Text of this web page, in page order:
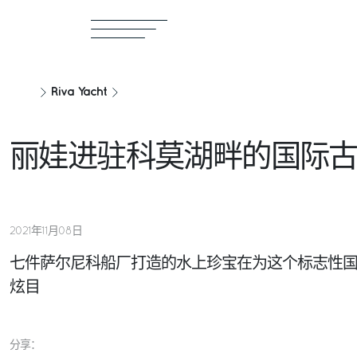
Riva Yacht
丽娃进驻科莫湖畔的国际
2021年11月08日
七件萨尔尼科船厂打造的水上珍宝在为这个标志性
炫目
分享：